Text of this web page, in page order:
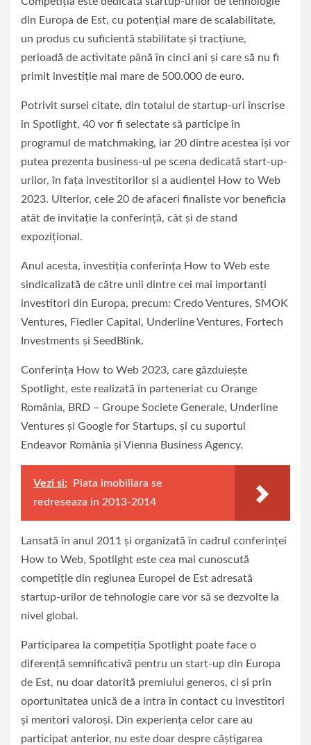
din Europa de Est, cu potenţial mare de scalabilitate,
un produs cu suficientă stabilitate şi tracţiune,
perioadă de activitate până în cinci ani şi care să nu fi
primit investiţie mai mare de 500.000 de euro.
Potrivit sursei citate, din totalul de startup-uri înscrise
în Spotlight, 40 vor fi selectate să participe în
programul de matchmaking, iar 20 dintre acestea îşi vor
putea prezenta business-ul pe scena dedicată start-up-
urilor, în faţa investitorilor şi a audienţei How to Web
2023. Ulterior, cele 20 de afaceri finaliste vor beneficia
atât de invitaţie la conferinţă, cât şi de stand
expoziţional.
Anul acesta, investiţia conferinţa How to Web este
sindicalizată de către unii dintre cei mai importanţi
investitori din Europa, precum: Credo Ventures, SMOK
Ventures, Fiedler Capital, Underline Ventures, Fortech
Investments şi SeedBlink.
Conferinţa How to Web 2023, care găzduieşte
Spotlight, este realizată în parteneriat cu Orange
România, BRD – Groupe Societe Generale, Underline
Ventures şi Google for Startups, şi cu suportul
Endeavor România şi Vienna Business Agency.
Vezi si:
Piata imobiliara se
redreseaza in 2013-2014
Lansată în anul 2011 şi organizată în cadrul conferinţei
How to Web, Spotlight este cea mai cunoscută
competiţie din regiunea Europei de Est adresată
startup-urilor de tehnologie care vor să se dezvolte la
nivel global.
Participarea la competiția Spotlight poate face o
diferență semnificativă pentru un start-up din Europa
de Est, nu doar datorită premiului generos, ci și prin
oportunitatea unică de a intra în contact cu investitori
și mentori valoroși. Din experiența celor care au
participat anterior, nu este doar despre câștigarea